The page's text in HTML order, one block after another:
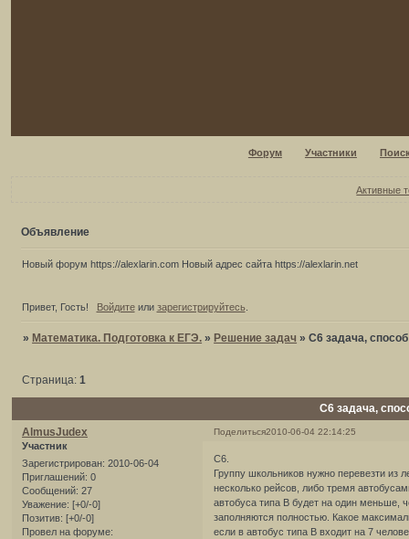
Форум Участники
Активные
Объявление
Новый форум https://alexlarin.com Новый адрес сайта https://alexlarin.net
Привет, Гость! Войдитеили зарегистрируйтесь.
»Математика. Подготовка к ЕГЭ. »Решение задач »C6 задача,
C6 задача,
Страница: 1
Поделиться2010-06-04 22:14:25
AlmusJudex
Участник
Зарегистрирован: 2010-06-04
Приглашений: 0
Сообщений: 27
Уважение: [+0/-0]
Позитив: [+0/-0]
Провел на форуме:
С6.
Группу школьников нужно перевезти из
несколько рейсов, либо тремя
автобуса типа В будет на один меньше,
заполняются полностью. Какое
если в автобус типа В входит на 7